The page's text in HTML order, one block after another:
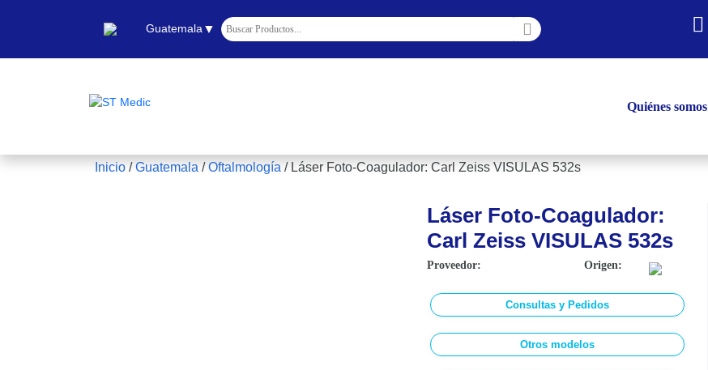
Guatemala ▼
Quiénes somos
Inicio /Guatemala /Oftalmología / Láser Foto-Coagulador: Carl Zeiss VISULAS 532s
Láser Foto-Coagulador:
Carl Zeiss VISULAS 532s
Proveedor: Origen:
Consultas y Pedidos
Otros modelos